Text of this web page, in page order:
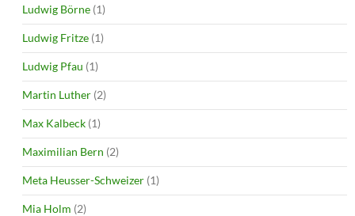
Ludwig Börne (1)
Ludwig Fritze (1)
Ludwig Pfau (1)
Martin Luther (2)
Max Kalbeck (1)
Maximilian Bern (2)
Meta Heusser-Schweizer (1)
Mia Holm (2)